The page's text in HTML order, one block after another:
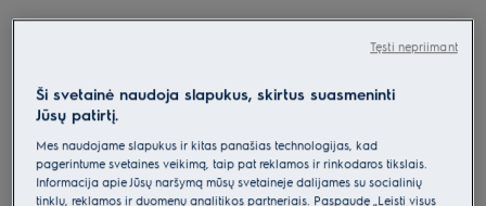
EOD5F71Z
Orkaitė 600 serija „SteamBake“ su
maisto termometru
0 (0)
Gaminio informacijos lapas
Pagrindiniai privalumai
Orkaitė „600 SteamBake“ padeda pasiekti geresnių kepimo rezultatų.
Ši svetainė naudoja slapukus, skirtus suasmeninti
Jūsų patirtį.
Mes naudojame slapukus ir kitas panašias technologijas, kad
pagerintume svetainės veikimą, taip pat reklamos ir rinkodaros tikslais.
Informacija apie Jūsų naršymą mūsų svetainėje dalijamės su socialinių
tinklų, reklamos ir duomenų analitikos partneriais. Paspaudę „Leisti visus
Tęsti nepriimant